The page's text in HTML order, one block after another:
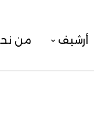
أرشيف من